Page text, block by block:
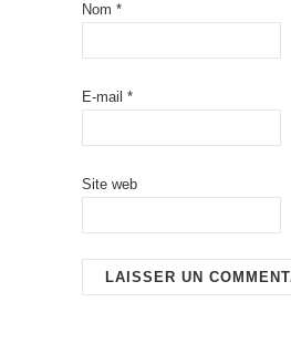
Nom *
E-mail *
Site web